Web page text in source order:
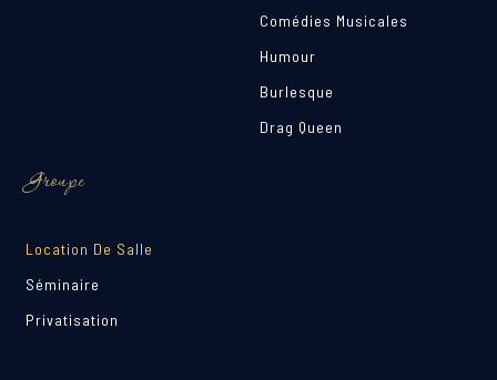
Comédies Musicales
Humour
Burlesque
Drag Queen
Groupe
Location De Salle
Séminaire
Privatisation